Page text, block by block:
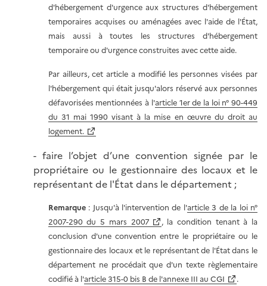
d'hébergement d'urgence aux structures d'hébergement
temporaires acquises ou aménagées avec l'aide de l'État,
mais aussi à toutes les structures d'hébergement
temporaire ou d'urgence construites avec cette aide.
Par ailleurs, cet article a modifié les personnes visées par
l'hébergement qui était jusqu'alors réservé aux personnes
défavorisées mentionnées à l'article 1er de la loi n° 90-449
du 31 mai 1990 visant à la mise en œuvre du droit au
logement.
- faire l’objet d’une convention signée par le
propriétaire ou le gestionnaire des locaux et le
représentant de l'État dans le département ;
Remarque: Jusqu'à l'intervention de l'article 3 de la loi n°
2007-290 du 5 mars 2007
, la condition tenant à la
conclusion d'une convention entre le propriétaire ou le
gestionnaire des locaux et le représentant de l'État dans le
département ne procédait que d'un texte règlementaire
codifié à l'article 315-0 bis B de l'annexe III au CGI .